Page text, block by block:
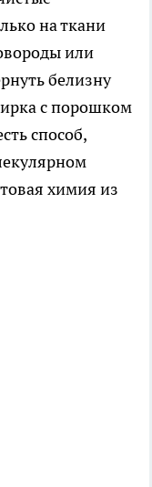
на ткани
или
белизну
с порошком
способ,
химия из